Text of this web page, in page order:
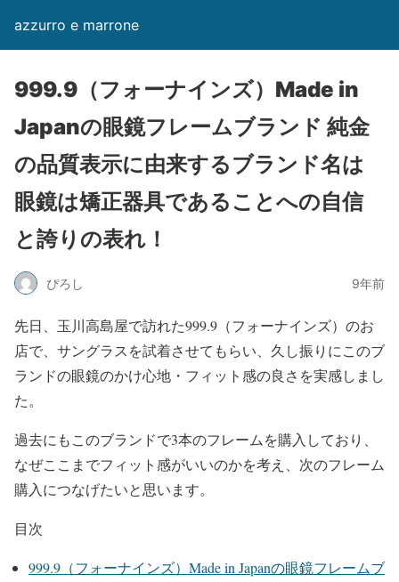
azzurro e marrone
999.9（フォーナインズ）Made in
Japanの眼鏡フレームブランド 純金
の品質表示に由来するブランド名は
眼鏡は矯正器具であることへの自信
と誇りの表れ！
ぴろし 9年前
先日、玉川高島屋で訪れた999.9（フォーナインズ）のお
店で、サングラスを試着させてもらい、久し振りにこのブ
ランドの眼鏡のかけ心地・フィット感の良さを実感しまし
た。
過去にもこのブランドで3本のフレームを購入しており、
なぜここまでフィット感がいいのかを考え、次のフレーム
購入につなげたいと思います。
目次
999.9（フォーナインズ）Made in Japanの眼鏡フレームブ